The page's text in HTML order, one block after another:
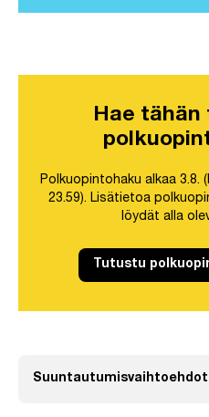
Hae
Polkuopintohaku alkaa 3.8.
23.59). Lisätietoa
löydät alla
Tutustu
Suuntautumisvaihtoehdot